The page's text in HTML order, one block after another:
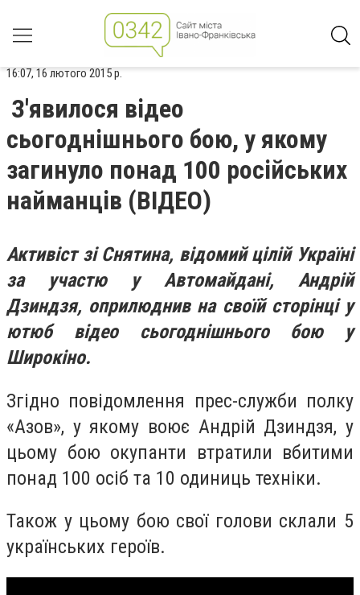
16:07, 16 лютого 2015 р.
З'явилося відео
сьогоднішнього бою, у якому
загинуло понад 100 російських
найманців (ВІДЕО)
Активіст зі Снятина, відомий цілій Україні
за участю у Автомайдані, Андрій
Дзиндзя, оприлюднив на своїй сторінці у
ютюб відео сьогоднішнього бою у
Широкіно.
Згідно повідомлення прес-служби полку
«Азов», у якому воює Андрій Дзиндзя, у
цьому бою окупанти втратили вбитими
понад 100 осіб та 10 одиниць техніки.
Також у цьому бою свої голови склали 5
українських героїв.